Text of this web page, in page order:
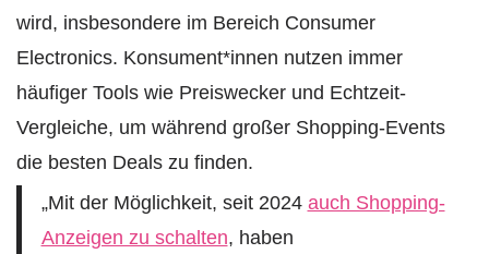
wird, insbesondere im Bereich Consumer
Electronics. Konsument*innen nutzen immer
häufiger Tools wie Preiswecker und Echtzeit-
Vergleiche, um während großer Shopping-Events
die besten Deals zu finden.
„Mit der Möglichkeit, seit 2024 auch Shopping-
Anzeigen zu schalten, haben